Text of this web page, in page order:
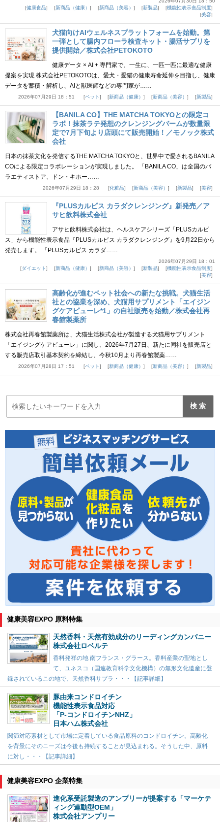
健康食品
新商品（健康） 新商品（美容） 新製品
機能性表示食品制度
美容
犬猫向けAIウェルネスプラットフォームを始動。第
一弾として腸内フローラ検査キット・腸活サプリを
提供開始／株式会社PETOKOTO
健康データ × AI + 専門家で、一生に、一匹一匹に最適な健康
提案を実現 株式会社PETOKOTOは、愛犬・愛猫の健康寿命延伸を目指し、健康
データを蓄積・解析し、AIと獣医師などの専門家が……
2026年07月29日 18：51 ペット 新商品（健康） 新商品（美容） 新製品
【BANILA CO】THE MATCHA TOKYOとの限定コ
ラボ！抹茶ラテ発想のクレンジングバームが数量限
定で7月下旬より店頭にて販売開始！／モノック株式
会社
日本の抹茶文化を発信するTHE MATCHA TOKYOと、世界中で愛されるBANILA
COによる限定コラボレーションが実現しました。 「BANILA CO」は全国のバ
ラエティストア、ドン・キホー……
2026年07月29日 18：28 化粧品 新商品（美容） 新製品 美容
『PLUSカルピス カラダクレンジング』新発売／ア
サヒ飲料株式会社
アサヒ飲料株式会社は、ヘルスケアシリーズ「PLUSカルピ
ス」から機能性表示食品『PLUSカルピス カラダクレンジング』を9月22日から
発売します。 『PLUSカルピス カラダ……
2026年07月29日 18：01
ダイエット
新商品（健康） 新商品（美容） 新製品
機能性表示食品制度
美容
高齢化が進むペット社会への新たな挑戦。犬猫生活
社との協業を深め、犬猫用サプリメント「エイジン
グケアピューレ*1」の自社販売を始動／株式会社再
春館製薬所
株式会社再春館製薬所は、犬猫生活株式会社が製造する犬猫用サプリメント
「エイジングケアピューレ」に関し、2026年7月27日、新たに同社を販売店と
する販売店取引基本契約を締結し、今秋10月より再春館製薬……
2026年07月28日 17：51 ペット 新商品（健康） 新商品（美容） 新製品
健康美容EXPO 原料特集
天然香料・天然有効成分のリーディングカンパニー
株式会社ロベルテ
香料発祥の地 南フランス・グラース。香料産業の聖地とし
て、ユネスコ（国連教育科学文化機構）の無形文化遺産に登
録されているこの地で、天然香料サプラ・・・【記事詳細】
豚由来コンドロイチン
機能性表示食品対応
「P-コンドロイチンNHZ」
日本ハム株式会社
関節対応素材として市場に定着している食品原料のコンドロイチン。高齢化
を背景にそのニーズは今後も持続することが見込まれる。そうした中、原料
に対し・・・【記事詳細】
健康美容EXPO 企業特集
進化系受託製造のアンプリーが提案する「マーケテ
ィング連動型OEM」
株式会社アンプリー